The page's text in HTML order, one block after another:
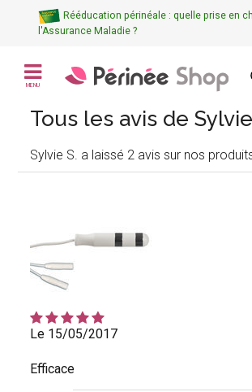
Rééducation périnéale : quelle prise en
l'Assurance Maladie ?
MENU
Tous les avis de
Sylvie S. a laissé 2 avis sur nos
Le 15/05/2017
Efficace